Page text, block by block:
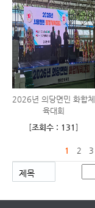
2026년 의당면민 화합체
육대회
[조회수 : 131 ]
1 2 3